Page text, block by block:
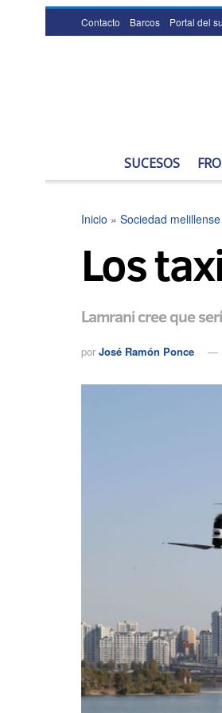
Contacto Barcos Portal del
SUCESOS
Inicio » Sociedad melillense
Los
Lamrani cree que
por José Ramón Ponce